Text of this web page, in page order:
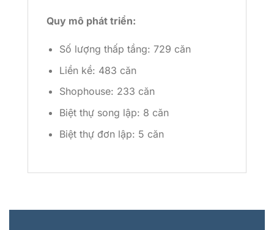
Quy mô phát triển:
Số lượng thấp tầng: 729 căn
Liền kề: 483 căn
Shophouse: 233 căn
Biệt thự song lập: 8 căn
Biệt thự đơn lập: 5 căn